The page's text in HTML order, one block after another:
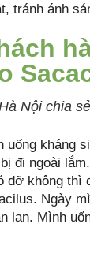
tránh ánh
Nội chia sẻ
uống kháng
đi ngoài
đỡ không
Ngày
lan. Mình